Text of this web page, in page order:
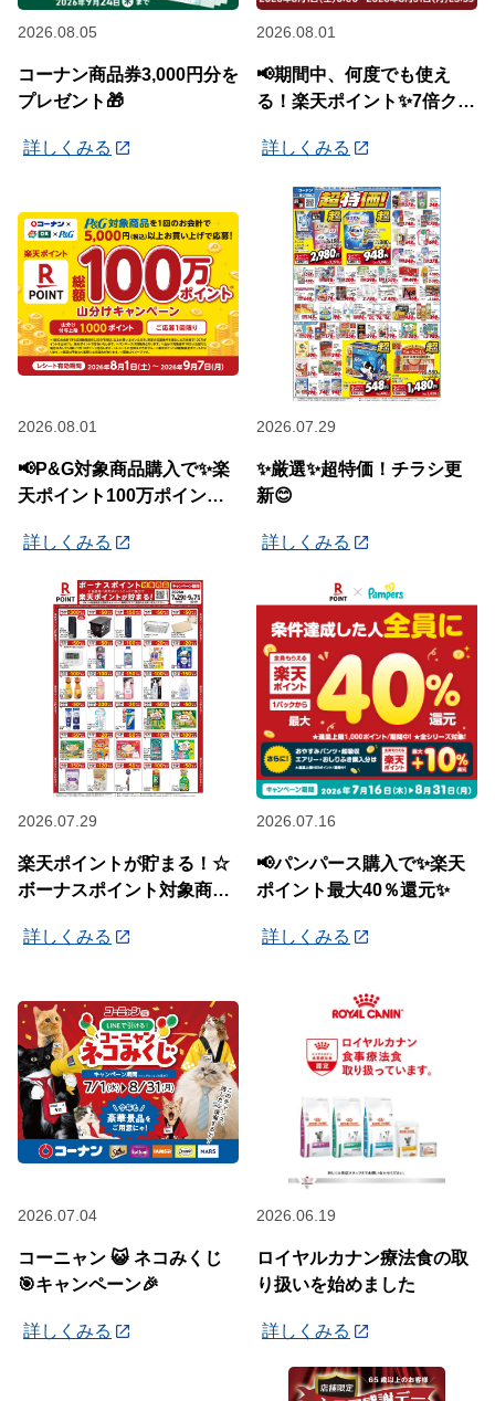
2026.08.05
コーナン商品券3,000円分を
プレゼント🎁
詳しくみる
2026.08.01
📢期間中、何度でも使え
る！楽天ポイント✨7倍クー
詳しくみる
2026.08.01
📢P&G対象商品購入で✨楽
天ポイント100万ポイント
詳しくみる
2026.07.29
✨厳選✨超特価！チラシ更
新😊
詳しくみる
2026.07.29
楽天ポイントが貯まる！☆
ボーナスポイント対象商品
詳しくみる
2026.07.16
📢パンパース購入で✨楽天
ポイント最大40％還元✨
詳しくみる
2026.07.04
コーニャン 😺 ネコみくじ
🎯キャンペーン🎉
詳しくみる
2026.06.19
ロイヤルカナン療法食の取
り扱いを始めました
詳しくみる